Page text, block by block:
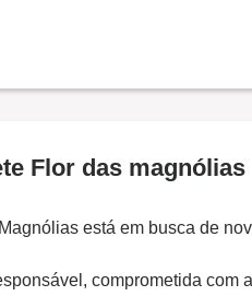
Flor das magnólias
está em busca de
comprometida com